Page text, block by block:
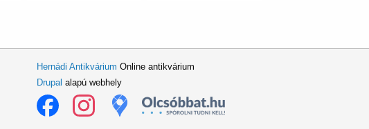
Hernádi Antikvárium Online antikvárium
Drupal alapú webhely